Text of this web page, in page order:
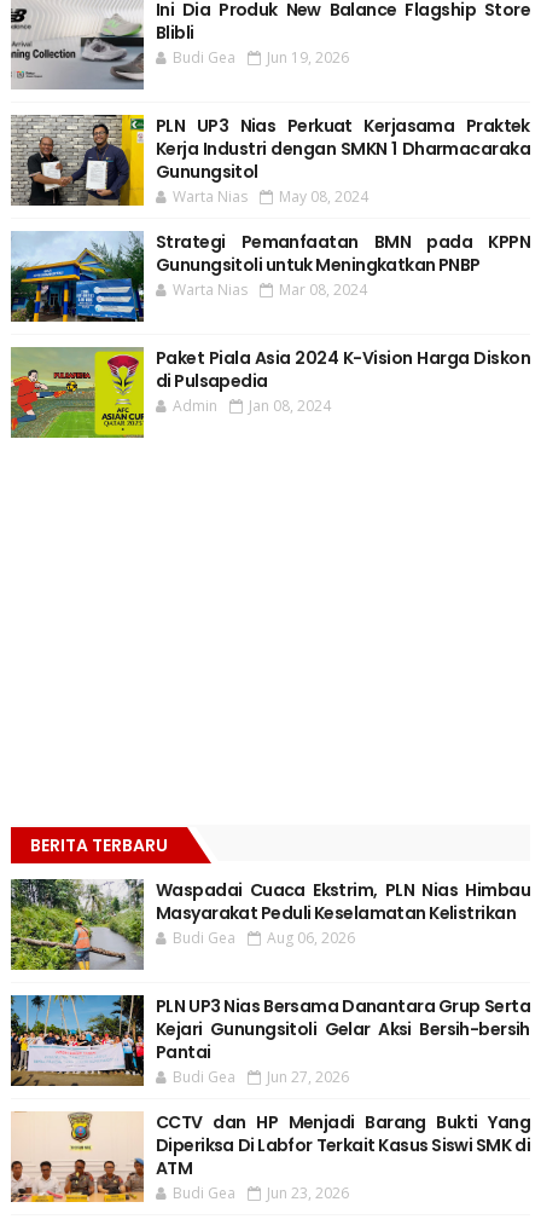
Ini Dia Produk New Balance Flagship Store
Blibli
Budi Gea Jun 19, 2026
PLN UP3 Nias Perkuat Kerjasama Praktek
Kerja Industri dengan SMKN 1 Dharmacaraka
Gunungsitol
Warta Nias May 08, 2024
Strategi Pemanfaatan BMN pada KPPN
Gunungsitoli untuk Meningkatkan PNBP
Warta Nias Mar 08, 2024
Paket Piala Asia 2024 K-Vision Harga Diskon
di Pulsapedia
Admin Jan 08, 2024
BERITA TERBARU
Waspadai Cuaca Ekstrim, PLN Nias Himbau
Masyarakat Peduli Keselamatan Kelistrikan
Budi Gea Aug 06, 2026
PLN UP3 Nias Bersama Danantara Grup Serta
Kejari Gunungsitoli Gelar Aksi Bersih-bersih
Pantai
Budi Gea Jun 27, 2026
CCTV dan HP Menjadi Barang Bukti Yang
Diperiksa Di Labfor Terkait Kasus Siswi SMK di
ATM
Budi Gea Jun 23, 2026